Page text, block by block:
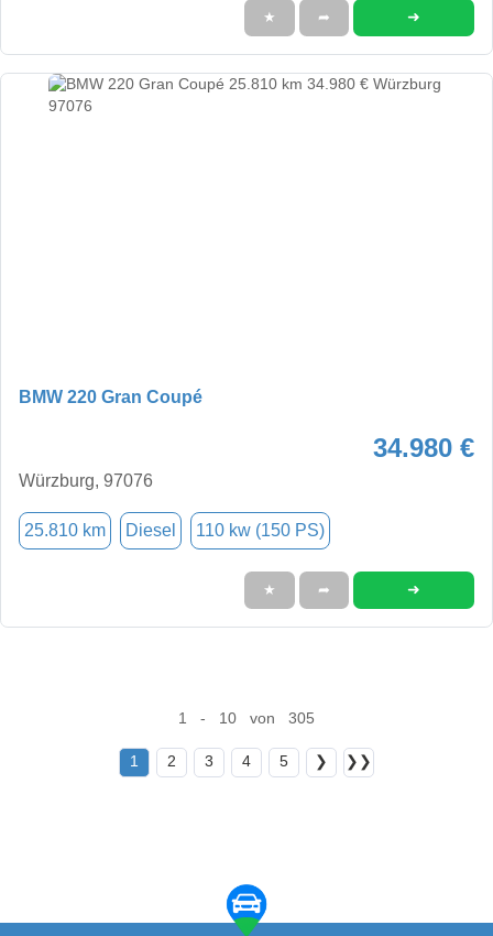
★ ➦ ➜
BMW 220 Gran Coupé
34.980 €
Würzburg, 97076
25.810 km Diesel 110 kw (150 PS)
★ ➦ ➜
1 - 10 von 305
1 2 3 4 5 ❯ ❯❯